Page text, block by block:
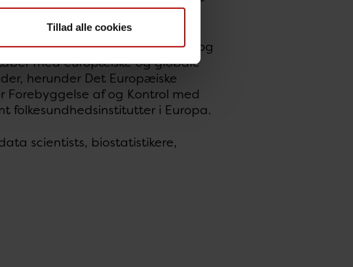
Tillad alle cookies
samarbejde med nationale og
med europæiske og globale
herunder Det Europæiske
af og Kontrol med
folkesundhedsinstitutter i Europa.
scientists, biostatistikere,